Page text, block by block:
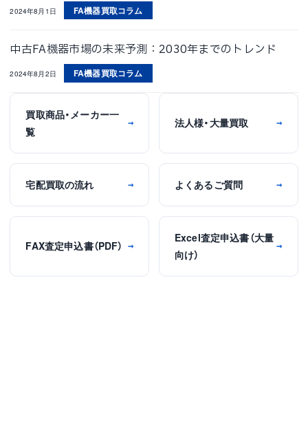
2024年8月1日 FA機器買取コラム
中古FA機器市場の未来予測：2030年までのトレンド
2024年8月2日 FA機器買取コラム
買取商品・メーカー一
覧
→ 法人様・大量買取 →
宅配買取の流れ → よくあるご質問 →
FAX査定申込書（PDF） →
Excel査定申込書（大量
向け）
→